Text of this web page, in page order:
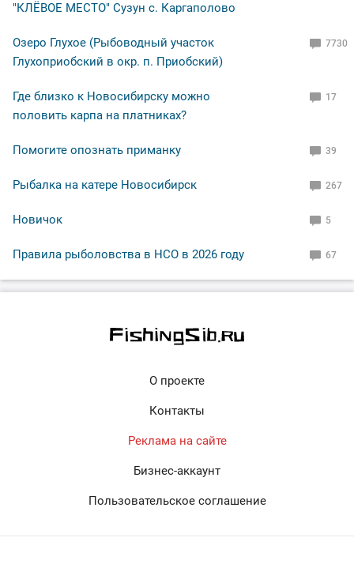
"КЛЁВОЕ МЕСТО" Сузун с. Каргаполово
Озеро Глухое (Рыбоводный участок
Глухоприобский в окр. п. Приобский)
7730
Где близко к Новосибирску можно
половить карпа на платниках?
17
Помогите опознать приманку 39
Рыбалка на катере Новосибирск 267
Новичок 5
Правила рыболовства в НСО в 2026 году 67
О проекте
Контакты
Реклама на сайте
Бизнес-аккаунт
Пользовательское соглашение